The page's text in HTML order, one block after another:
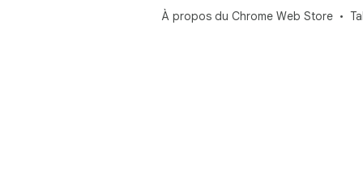
À propos du Chrome Web Store